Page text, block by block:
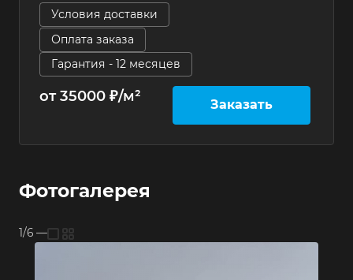
Условия доставки
Оплата заказа
Гарантия - 12 месяцев
от 35000 ₽/м² Заказать
Фотогалерея
1/6 —